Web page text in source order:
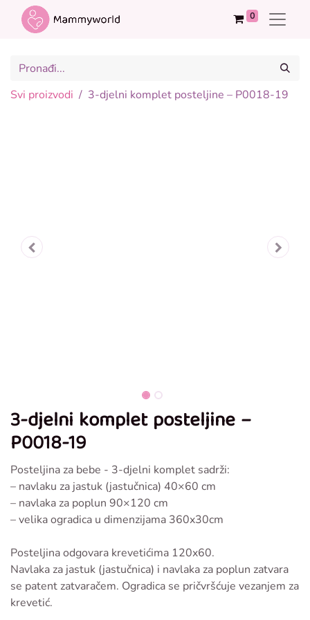
0
Svi proizvodi 3-djelni komplet posteljine – P0018-19
3-djelni komplet posteljine –
P0018-19
Posteljina za bebe - 3-djelni komplet sadrži:
– navlaku za jastuk (jastučnica) 40×60 cm
– navlaka za poplun 90×120 cm
– velika ogradica u dimenzijama 360x30cm
Posteljina odgovara krevetićima 120x60.
Navlaka za jastuk (jastučnica) i navlaka za poplun zatvara
se patent zatvaračem. Ogradica se pričvršćuje vezanjem za
krevetić.